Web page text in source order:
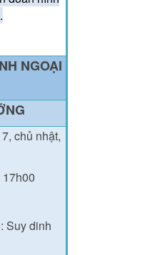
NGOẠI
chủ nhật,
Suy dinh